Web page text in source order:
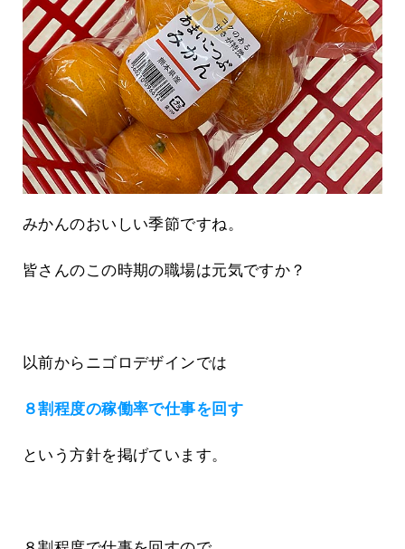
みかんのおいしい季節ですね。
皆さんのこの時期の職場は元気ですか？
以前からニゴロデザインでは
８割程度の稼働率で仕事を回す
という方針を掲げています。